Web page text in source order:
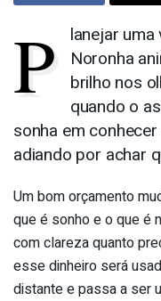
P
lanejar
Noronha
brilho nos
quando o
sonha em
adiando por achar
Um bom orçamento
que é sonho e o que é
com clareza quanto
esse dinheiro será
distante e passa a ser